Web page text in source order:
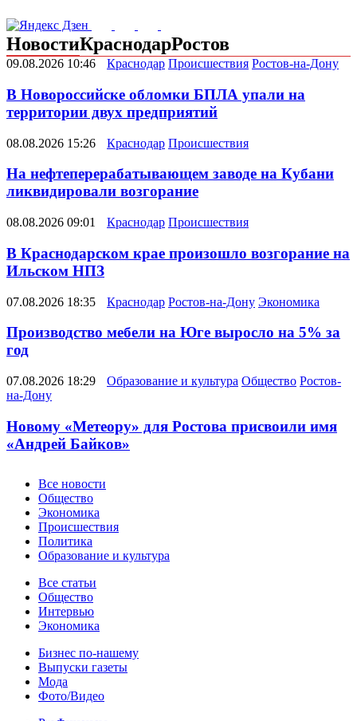
НовостиКраснодарРостов
09.08.2026 10:46 Краснодар Происшествия Ростов-на-Дону
В Новороссийске обломки БПЛА упали на
территории двух предприятий
08.08.2026 15:26 Краснодар Происшествия
На нефтеперерабатывающем заводе на Кубани
ликвидировали возгорание
08.08.2026 09:01 Краснодар Происшествия
В Краснодарском крае произошло возгорание на
Ильском НПЗ
07.08.2026 18:35 Краснодар Ростов-на-Дону Экономика
Производство мебели на Юге выросло на 5% за
год
07.08.2026 18:29 Образование и культура Общество Ростов-
на-Дону
Новому «Метеору» для Ростова присвоили имя
«Андрей Байков»
Новости
Все новости
Общество
Экономика
Происшествия
Политика
Образование и культура
Статьи
Все статьи
Общество
Интервью
Экономика
Разное
Бизнес по-нашему
Выпуски газеты
Мода
Фото/Видео